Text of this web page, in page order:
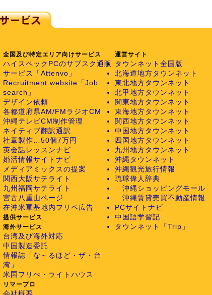
全国及び特定エリア向けサービス
ハイスペックPCのサブスク通販
サービス「Attenvo」
Recruitment website「Job
search」
デザイン依頼
各都道府県AM/FMラジオCM
沖縄テレビCM制作管理
ネイティブ翻訳通訳
社章製作…50個7万円
英会話レッスンナビ
婚活情報サイトナビ
メディアミックスの提案
関西大阪サテライト
九州福岡サテライト
宮古八重山ページ
在沖米軍基地内フリペ広告
提供サービス
海外サービス
台湾及び海外対応
中国製造委託
情報誌「な～るほど・ザ・台
湾」
米国フリぺ・ライトハウス
リマープロ
運営サイト
タウンネット全国版
北海道地方タウンネット
東北地方タウンネット
北甲地方タウンネット
関東地方タウンネット
東海地方タウンネット
関西地方タウンネット
中国地方タウンネット
四国地方タウンネット
九州地方タウンネット
沖縄タウンネット
沖縄観光旅行情報
琉球偉人辞典
沖縄ショッピングモール
沖縄賃貸売買不動産情報
PCサイトナビ
中国語学習記
タウンネット「Trip」